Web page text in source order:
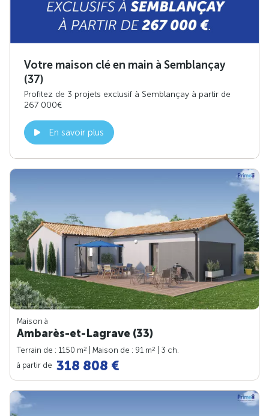
Votre maison clé en main à Semblançay
(37)
Profitez de 3 projets exclusif à Semblançay à partir de
267 000€
En savoir plus
Maison à
Ambarès-et-Lagrave (33)
Terrain de : 1150 m2 | Maison de : 91 m2
| 3 ch.
à partir de 318 808 €